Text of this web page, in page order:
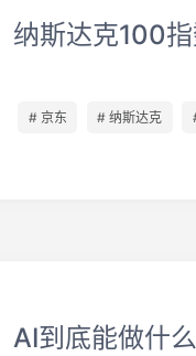
纳斯达克100
# 京东 # 纳斯达克
AI到底能做什